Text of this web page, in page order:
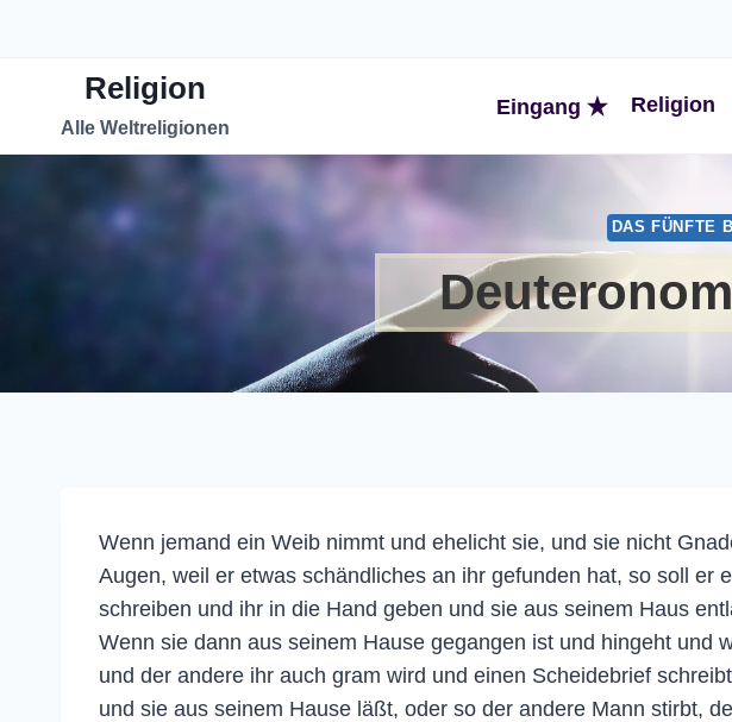
Religion
Alle Weltreligionen
Eingang Religion
DAS FÜNFTE
Wenn jemand ein Weib nimmt und ehelicht sie, und sie nicht
Augen, weil er etwas schändliches an ihr gefunden hat, so soll er
schreiben und ihr in die Hand geben und sie aus seinem Haus
Wenn sie dann aus seinem Hause gegangen ist und hingeht und
und der andere ihr auch gram wird und einen Scheidebrief
und sie aus seinem Hause läßt, oder so der andere Mann stirbt,